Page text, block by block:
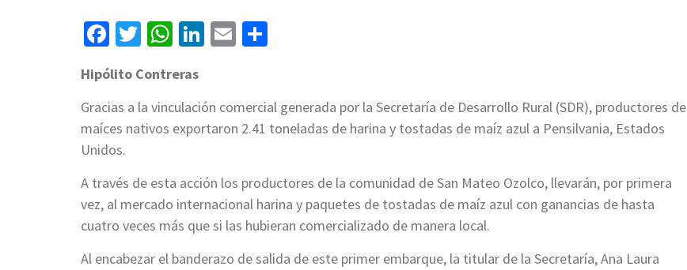
Facebook
Twitter
WhatsApp
LinkedIn
Email
Hipólito Contreras
Gracias a la vinculación comercial generada por la Secretaría de Desarrollo Rural (SDR), productores de
maíces nativos exportaron 2.41 toneladas de harina y tostadas de maíz azul a Pensilvania, Estados
Unidos.
A través de esta acción los productores de la comunidad de San Mateo Ozolco, llevarán, por primera
vez, al mercado internacional harina y paquetes de tostadas de maíz azul con ganancias de hasta
cuatro veces más que si las hubieran comercializado de manera local.
Al encabezar el banderazo de salida de este primer embarque, la titular de la Secretaría, Ana Laura